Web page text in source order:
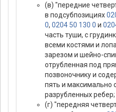
(в) "передние
в подсубпозициях
0, 0204 50 130 0 и
часть туши, с
всеми костями и
зарезом и шейно-
отрубленная под
позвоночнику и
пять и максимально
разрубленных ребер;
(г) "передняя